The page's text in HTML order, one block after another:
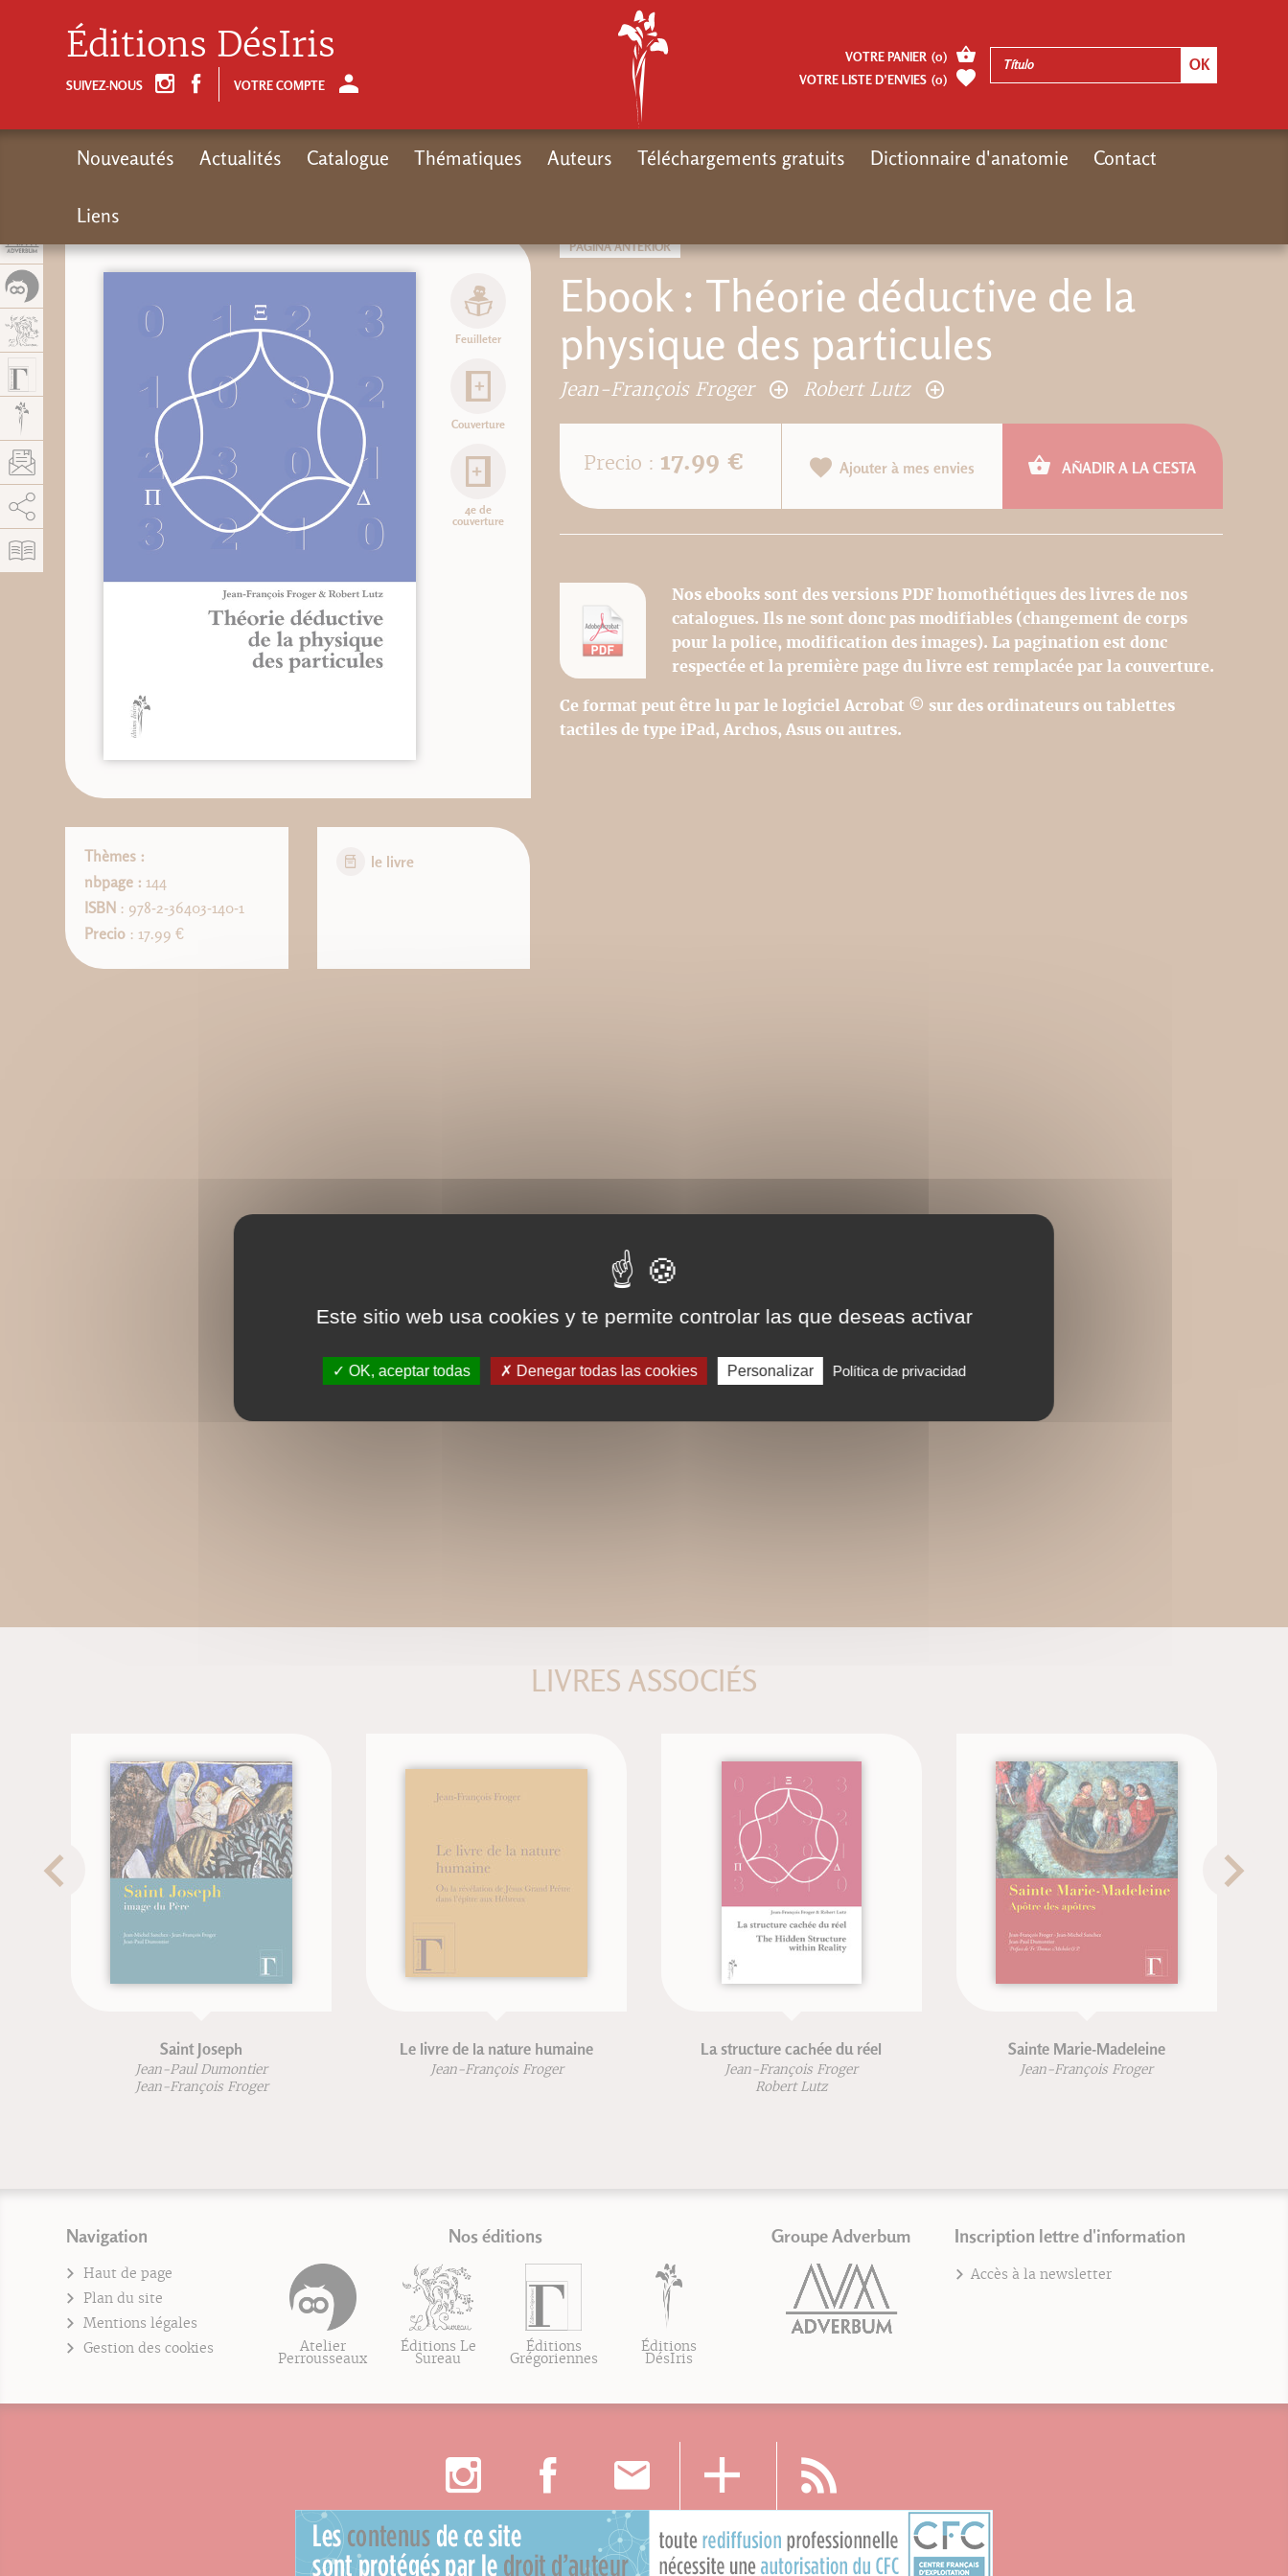
PÁGINA ANTERIOR
Ebook : Théorie déductive de la
physique des particules
Jean-François Froger Robert Lutz
Feuilleter
Couverture
4e de
couverture
Thèmes :
nbpage : 144
ISBN : 978-2-36403-140-1
Precio: 17.99 €
le livre
Precio : 17.99 € Ajouter à mes envies AÑADIR A LA CESTA
Nos ebooks sont des versions PDF homothétiques des livres de nos
catalogues. Ils ne sont donc pas modifiables (changement de corps
pour la police, modification des images). La pagination est donc
respectée et la première page du livre est remplacée par la couverture.
Ce format peut être lu par le logiciel Acrobat © sur des ordinateurs ou tablettes
tactiles de type iPad, Archos, Asus ou autres.
LIVRES ASSOCIÉS
Saint Joseph
Jean-Paul Dumontier
Jean-François Froger
Le livre de la nature humaine
Jean-François Froger
La structure cachée du réel
Jean-François Froger
Robert Lutz
Sainte Marie-Madeleine
Jean-François Froger
Navigation
Haut de page
Plan du site
Mentions légales
Gestion des cookies
Nos éditions
Atelier
Perrousseaux
Éditions Le
Sureau
Éditions
Grégoriennes
Éditions
DésIris
Groupe Adverbum Inscription lettre d'information
Accès à la newsletter
Éditions DésIris
SUIVEZ-NOUS VOTRE COMPTE
VOTRE PANIER (0)
VOTRE LISTE D’ENVIES (0)
Nouveautés Actualités Catalogue Thématiques Auteurs Téléchargements gratuits Dictionnaire d'anatomie Contact
Liens
AddThis está deshabilitado. Permitir
Este sitio web usa cookies y te permite controlar las que deseas activar
OK, aceptar todas Denegar todas las cookies Personalizar Política de privacidad